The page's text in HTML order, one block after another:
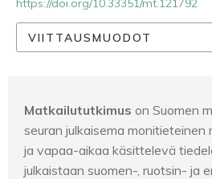
https://doi.org/10.33351/mt.121792
VIITTAUSMUODOT
Matkailututkimus on Suomen
seuran julkaisema monitieteinen
ja vapaa-aikaa käsittelevä
julkaistaan suomen-, ruotsin- ja